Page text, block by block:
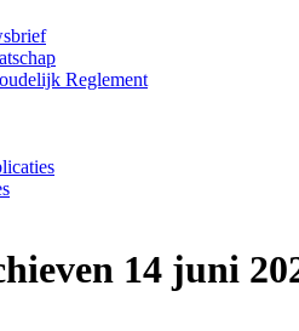
Reglement
14 juni